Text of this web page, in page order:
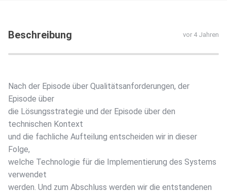
Beschreibung vor 4 Jahren
Nach der Episode über Qualitätsanforderungen, der
Episode über
die Lösungsstrategie und der Episode über den
technischen Kontext
und die fachliche Aufteilung entscheiden wir in dieser
Folge,
welche Technologie für die Implementierung des Systems
verwendet
werden. Und zum Abschluss werden wir die entstandenen